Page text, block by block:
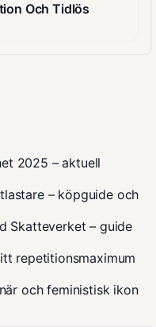
Och Tidlös
2025 – aktuell
– köpguide och
Skatteverket – guide
repetitionsmaximum
och feministisk ikon